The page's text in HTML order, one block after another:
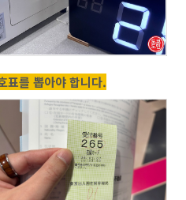
표를 뽑아야 합니다.